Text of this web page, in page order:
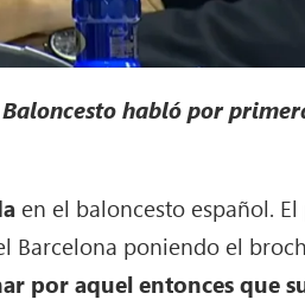
habló por
en el baloncesto español.
Barcelona poniendo el
por aquel entonces que